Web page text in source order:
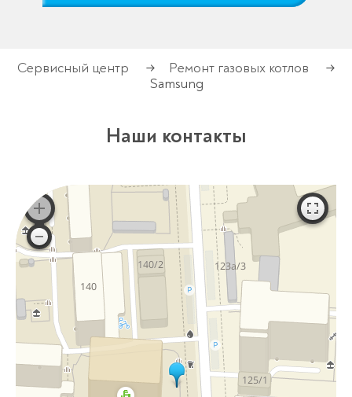
Сервисный центр → Ремонт газовых котлов
→
Samsung
Наши контакты